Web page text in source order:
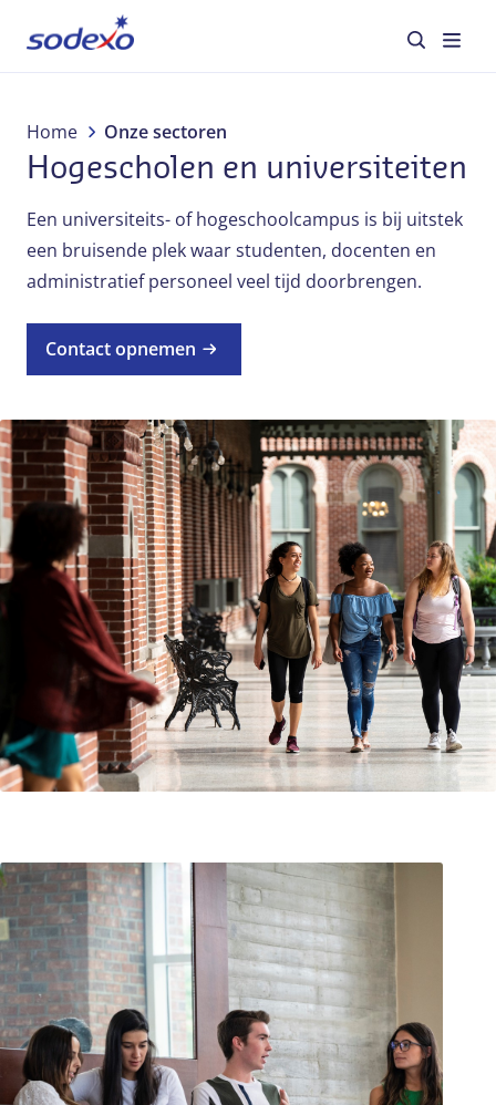
Diensten en merken
Sectoren
Over Sodexo
Jobs
Contact opnemen
Pers FR-BE / NL-BE
Home Onze sectoren
Hogescholen en universiteiten
Een universiteits- of hogeschoolcampus is bij uitstek
een bruisende plek waar studenten, docenten en
administratief personeel veel tijd doorbrengen.
Contact opnemen